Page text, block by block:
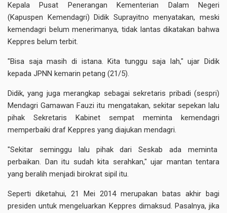
Kepala Pusat Penerangan Kementerian Dalam Negeri
(Kapuspen Kemendagri) Didik Suprayitno menyatakan, meski
kemendagri belum menerimanya, tidak lantas dikatakan bahwa
Keppres belum terbit.
"Bisa saja masih di istana. Kita tunggu saja lah," ujar Didik
kepada JPNN kemarin petang (21/5).
Didik, yang juga merangkap sebagai sekretaris pribadi (sespri)
Mendagri Gamawan Fauzi itu mengatakan, sekitar sepekan lalu
pihak Sekretaris Kabinet sempat meminta kemendagri
memperbaiki draf Keppres yang diajukan mendagri.
"Sekitar seminggu lalu pihak dari Seskab ada meminta
perbaikan. Dan itu sudah kita serahkan," ujar mantan tentara
yang beralih menjadi birokrat sipil itu.
Seperti diketahui, 21 Mei 2014 merupakan batas akhir bagi
presiden untuk mengeluarkan Keppres dimaksud. Pasalnya, jika